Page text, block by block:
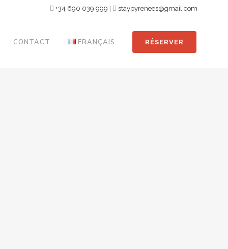
+34 690 039 999 staypyrenees@gmail.com
RÉSERVER
CONTACT FRANÇAIS